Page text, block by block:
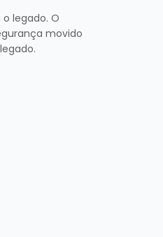
o legado. O
movido